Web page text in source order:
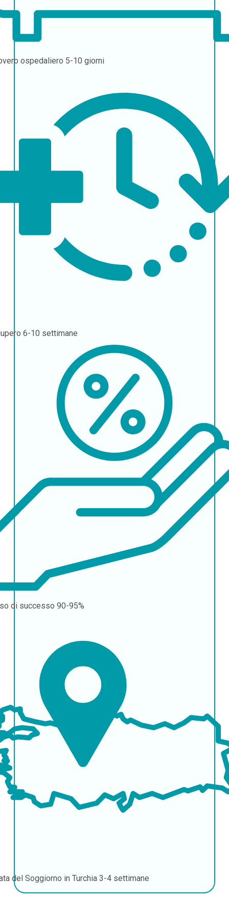
ospedaliero 5-10 giorni
6-10 settimane
di successo 90-95%
del Soggiorno in Turchia 3-4 settimane